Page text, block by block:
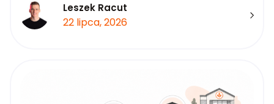
Leszek Racut
22 lipca, 2026